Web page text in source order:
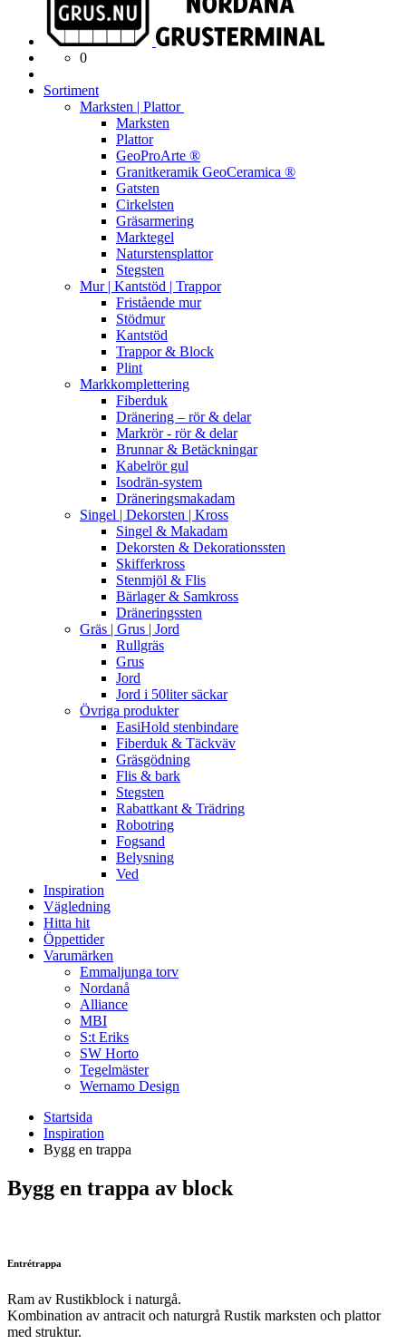
0
Sortiment
Marksten | Plattor
Marksten
Plattor
GeoProArte ®
Granitkeramik GeoCeramica ®
Gatsten
Cirkelsten
Gräsarmering
Marktegel
Naturstensplattor
Stegsten
Mur | Kantstöd | Trappor
Fristående mur
Stödmur
Kantstöd
Trappor & Block
Plint
Markkomplettering
Fiberduk
Dränering – rör & delar
Markrör - rör & delar
Brunnar & Betäckningar
Kabelrör gul
Isodrän-system
Dräneringsmakadam
Singel | Dekorsten | Kross
Singel & Makadam
Dekorsten & Dekorationssten
Skifferkross
Stenmjöl & Flis
Bärlager & Samkross
Dräneringssten
Gräs | Grus | Jord
Rullgräs
Grus
Jord
Jord i 50liter säckar
Övriga produkter
EasiHold stenbindare
Fiberduk & Täckväv
Gräsgödning
Flis & bark
Stegsten
Rabattkant & Trädring
Robotring
Fogsand
Belysning
Ved
Inspiration
Vägledning
Hitta hit
Öppettider
Varumärken
Emmaljunga torv
Nordanå
Alliance
MBI
S:t Eriks
SW Horto
Tegelmäster
Wernamo Design
Startsida
Inspiration
Bygg en trappa
Bygg en trappa av block
Entrétrappa
Ram av Rustikblock i naturgå.
Kombination av antracit och naturgrå Rustik marksten och plattor
med struktur.